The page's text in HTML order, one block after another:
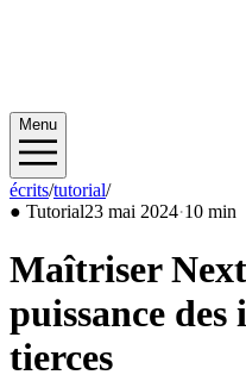
Menu
écrits/tutorial/2024/05
● Tutorial23 mai 2024·10 min
Maîtriser
puissance
tierces